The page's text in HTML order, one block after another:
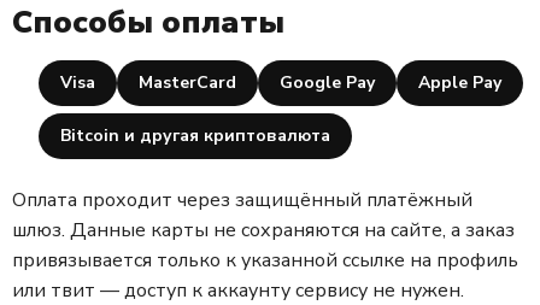
Способы оплаты
Visa MasterCard Google Pay Apple Pay
Bitcoin и другая криптовалюта
Оплата проходит через защищённый платёжный
шлюз. Данные карты не сохраняются на сайте, а заказ
привязывается только к указанной ссылке на профиль
или твит — доступ к аккаунту сервису не нужен.